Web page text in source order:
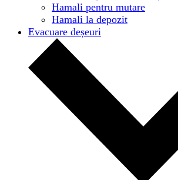
Hamali pentru mutare
Hamali la depozit
Evacuare deșeuri